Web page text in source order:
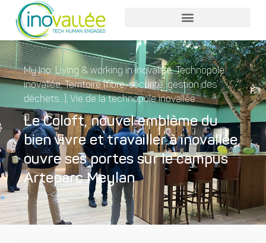
My Ino: Living & working in inovallée,Technopole
inovallée,Territoire (fibre, sécurité, gestion des
déchets...), Vie de la technopole inovallée
Le Coloft, nouvel emblème du
bien vivre et travailler à inovallée,
ouvre ses portes sur le campus
Arteparc Meylan